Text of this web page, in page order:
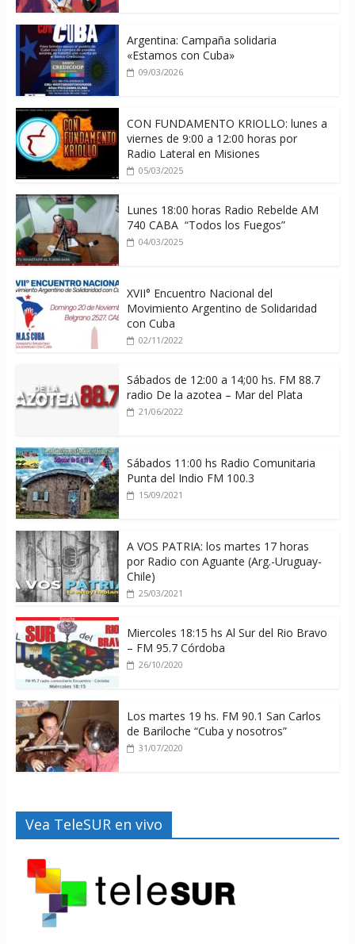
Argentina: Campaña solidaria
«Estamos con Cuba»
09/03/2026
CON FUNDAMENTO KRIOLLO: lunes a
viernes de 9:00 a 12:00 horas por
Radio Lateral en Misiones
05/03/2025
Lunes 18:00 horas Radio Rebelde AM
740 CABA “Todos los Fuegos”
04/03/2025
XVII° Encuentro Nacional del
Movimiento Argentino de Solidaridad
con Cuba
02/11/2022
Sábados de 12:00 a 14;00 hs. FM 88.7
radio De la azotea – Mar del Plata
21/06/2022
Sábados 11:00 hs Radio Comunitaria
Punta del Indio FM 100.3
15/09/2021
A VOS PATRIA: los martes 17 horas
por Radio con Aguante (Arg.-Uruguay-
Chile)
25/03/2021
Miercoles 18:15 hs Al Sur del Rio Bravo
– FM 95.7 Córdoba
26/10/2020
Los martes 19 hs. FM 90.1 San Carlos
de Bariloche “Cuba y nosotros”
31/07/2020
Vea TeleSUR en vivo